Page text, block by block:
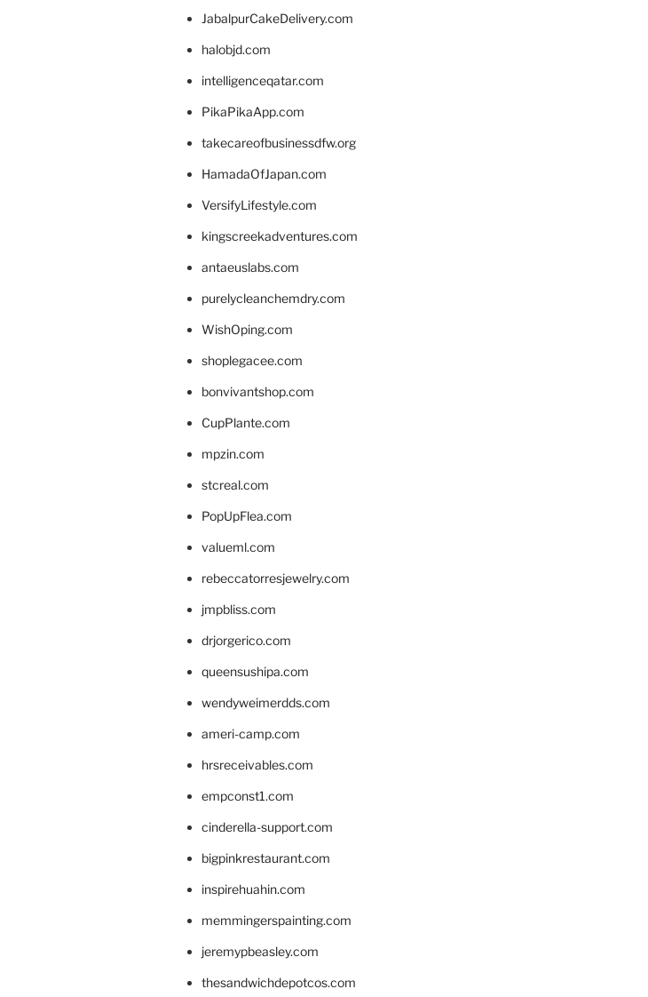
JabalpurCakeDelivery.com
halobjd.com
intelligenceqatar.com
PikaPikaApp.com
takecareofbusinessdfw.org
HamadaOfJapan.com
VersifyLifestyle.com
kingscreekadventures.com
antaeuslabs.com
purelycleanchemdry.com
WishOping.com
shoplegacee.com
bonvivantshop.com
CupPlante.com
mpzin.com
stcreal.com
PopUpFlea.com
valueml.com
rebeccatorresjewelry.com
jmpbliss.com
drjorgerico.com
queensushipa.com
wendyweimerdds.com
ameri-camp.com
hrsreceivables.com
empconst1.com
cinderella-support.com
bigpinkrestaurant.com
inspirehuahin.com
memmingerspainting.com
jeremypbeasley.com
thesandwichdepotcos.com